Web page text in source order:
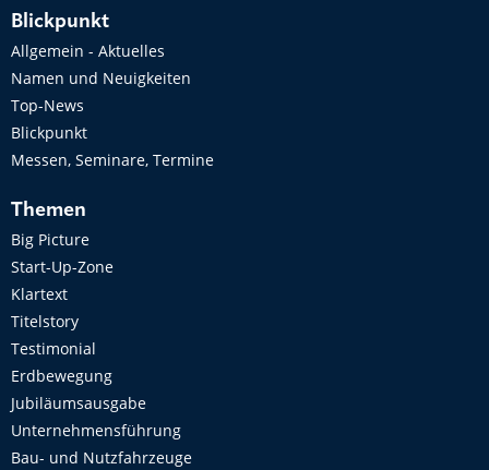
Blickpunkt
Allgemein - Aktuelles
Namen und Neuigkeiten
Top-News
Blickpunkt
Messen, Seminare, Termine
Themen
Big Picture
Start-Up-Zone
Klartext
Titelstory
Testimonial
Erdbewegung
Jubiläumsausgabe
Unternehmensführung
Bau- und Nutzfahrzeuge